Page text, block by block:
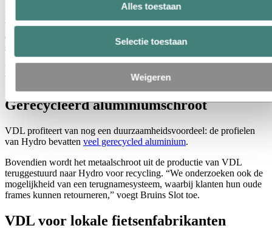
Alles toestaan
Selectie toestaan
Weigeren
Martin Bruins Slot, Key Account Manager bij Hydro, benadrukt het
belang van de opstartfase en de rol van “efficiënte en directe
communicatie die snel werd gecoördineerd en toegepast,” wat de
samenwerking tussen de bedrijven ten goede kwam.
VDL heeft een productiecapaciteit van 70.000 frames per jaar en is
bezig met opschalen, deelt Bruins Slot mee.
Gerecycleerd aluminiumschroot
VDL profiteert van nog een duurzaamheidsvoordeel: de profielen
van Hydro bevatten veel gerecycled aluminium.
Bovendien wordt het metaalschroot uit de productie van VDL
teruggestuurd naar Hydro voor recycling. “We onderzoeken ook de
mogelijkheid van een terugnamesysteem, waarbij klanten hun oude
frames kunnen retourneren,” voegt Bruins Slot toe.
VDL voor lokale fietsenfabrikanten